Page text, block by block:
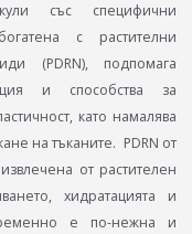
със специфични
с растителни
(PDRN), подпомага
и способства за
като намалява
на тъканите. PDRN от
от растителен
хидратацията и
е по-нежна и